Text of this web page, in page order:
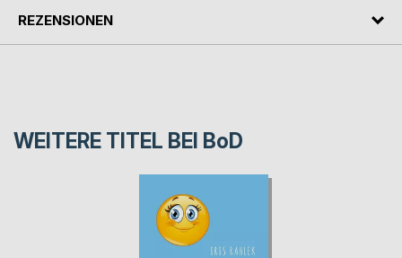
REZENSIONEN
WEITERE TITEL BEI BoD